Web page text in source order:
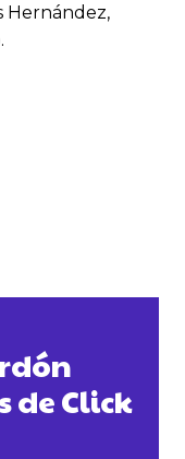
Hernández,
de Click